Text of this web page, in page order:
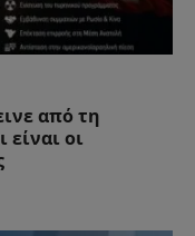
από τη
είναι οι